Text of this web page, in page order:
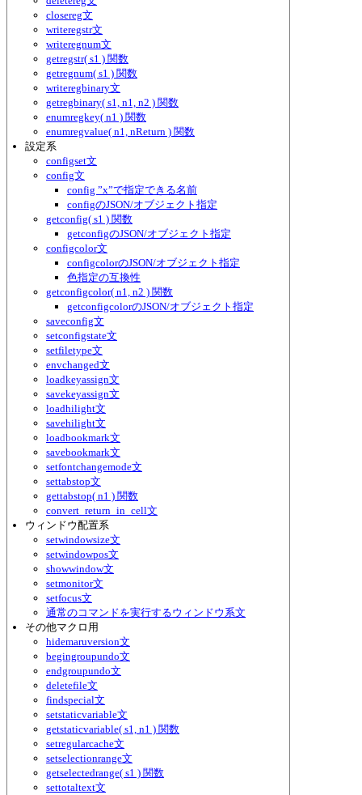
closereg文
writeregstr文
writeregnum文
getregstr( s1 ) 関数
getregnum( s1 ) 関数
writeregbinary文
getregbinary( s1, n1, n2 ) 関数
enumregkey( n1 ) 関数
enumregvalue( n1, nReturn ) 関数
設定系
configset文
config文
config ”x”で指定できる名前
configのJSON/オブジェクト指定
getconfig( s1 ) 関数
getconfigのJSON/オブジェクト指定
configcolor文
configcolorのJSON/オブジェクト指定
色指定の互換性
getconfigcolor( n1, n2 ) 関数
getconfigcolorのJSON/オブジェクト指定
saveconfig文
setconfigstate文
setfiletype文
envchanged文
loadkeyassign文
savekeyassign文
loadhilight文
savehilight文
loadbookmark文
savebookmark文
setfontchangemode文
settabstop文
gettabstop( n1 ) 関数
convert_return_in_cell文
ウィンドウ配置系
setwindowsize文
setwindowpos文
showwindow文
setmonitor文
setfocus文
通常のコマンドを実行するウィンドウ系文
その他マクロ用
hidemaruversion文
begingroupundo文
endgroupundo文
deletefile文
findspecial文
setstaticvariable文
getstaticvariable( s1, n1 ) 関数
setregularcache文
setselectionrange文
getselectedrange( s1 ) 関数
settotaltext文